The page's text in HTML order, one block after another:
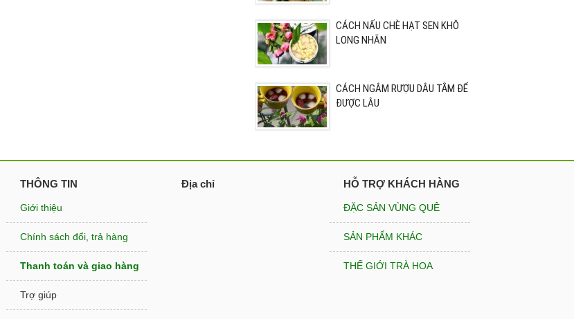
CÁCH NẤU CHÈ HẠT SEN KHÔ
LONG NHÃN
CÁCH NGÂM RƯỢU DÂU TẰM ĐỂ
ĐƯỢC LÂU
THÔNG TIN
Giới thiệu
Chính sách đổi, trả hàng
Thanh toán và giao hàng
Trợ giúp
Địa chỉ HỖ TRỢ KHÁCH HÀNG
ĐẶC SẢN VÙNG QUÊ
SẢN PHẨM KHÁC
THẾ GIỚI TRÀ HOA